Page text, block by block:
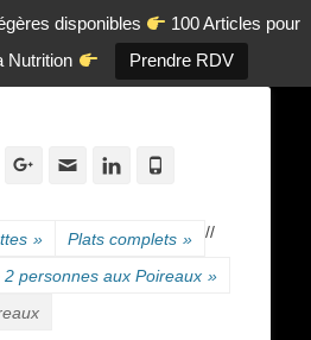
disponibles
100 Articles pour
Nutrition
Prendre RDV
en-ligne.com
Googleplus
AdresseLinkedin
» /
Plats complets » /
personnes aux Poireaux »